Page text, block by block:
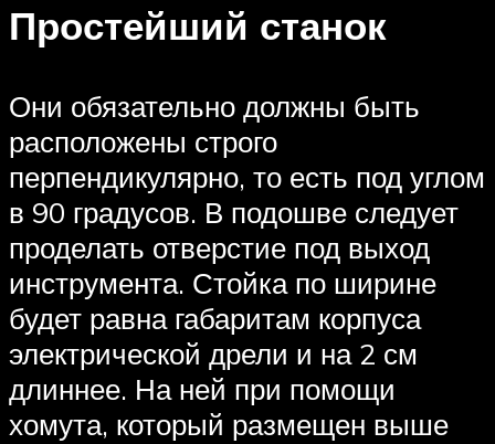
Простейший станок
Они обязательно должны быть
расположены строго
перпендикулярно, то есть под углом
в 90 градусов. В подошве следует
проделать отверстие под выход
инструмента. Стойка по ширине
будет равна габаритам корпуса
электрической дрели и на 2 см
длиннее. На ней при помощи
хомута, который размещен выше